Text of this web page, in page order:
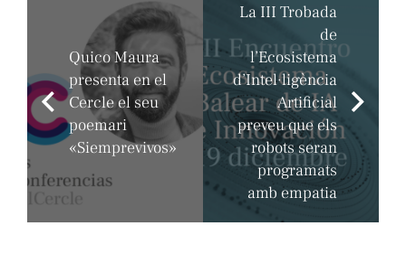
Quico Maura
presenta en el
Cercle el seu
poemari
«Siemprevivos»
La III Trobada
de
l’Ecosistema
d’Intel·ligència
Artificial
preveu que els
robots seran
programats
amb empatia